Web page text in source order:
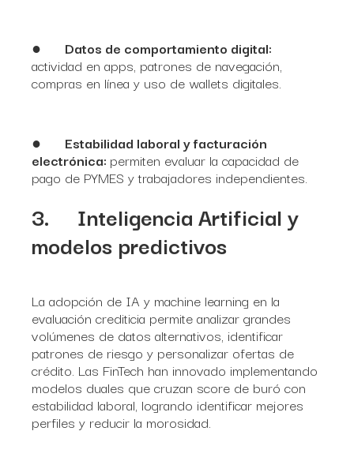
● Datos de comportamiento digital:
actividad en apps, patrones de navegación,
compras en línea y uso de wallets digitales.
● Estabilidad laboral y facturación
electrónica: permiten evaluar la capacidad de
pago de PYMES y trabajadores independientes.
3.
Inteligencia Artificial y
modelos predictivos
La adopción de IA y machine learning en la
evaluación crediticia permite analizar grandes
volúmenes de datos alternativos, identificar
patrones de riesgo y personalizar ofertas de
crédito. Las FinTech han innovado implementando
modelos duales que cruzan score de buró con
estabilidad laboral, logrando identificar mejores
perfiles y reducir la morosidad.